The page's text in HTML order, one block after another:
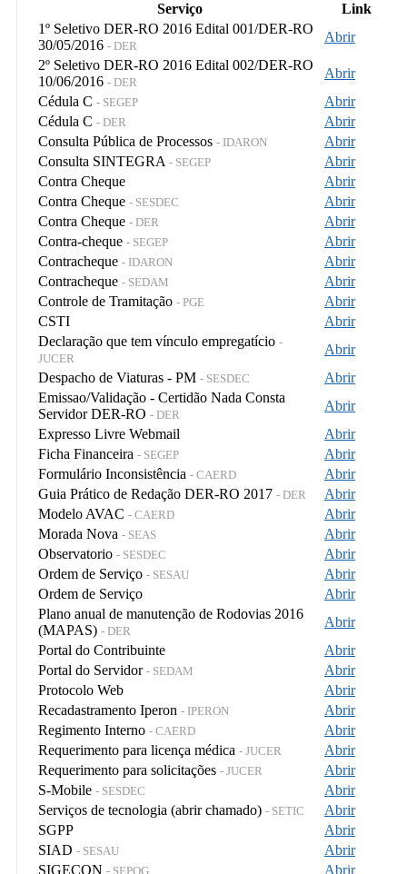
Serviço
Link
1º Seletivo DER-RO 2016 Edital 001/DER-RO
30/05/2016 - DER
Abrir
2º Seletivo DER-RO 2016 Edital 002/DER-RO
10/06/2016 - DER
Abrir
Cédula C - SEGEP
Abrir
Cédula C - DER
Abrir
Consulta Pública de Processos - IDARON
Abrir
Consulta SINTEGRA - SEGEP
Abrir
Contra Cheque
Abrir
Contra Cheque - SESDEC
Abrir
Contra Cheque - DER
Abrir
Contra-cheque - SEGEP
Abrir
Contracheque - IDARON
Abrir
Contracheque - SEDAM
Abrir
Controle de Tramitação - PGE
Abrir
CSTI
Abrir
Declaração que tem vínculo empregatício -
JUCER
Abrir
Despacho de Viaturas - PM - SESDEC
Abrir
Emissao/Validação - Certidão Nada Consta
Servidor DER-RO - DER
Abrir
Expresso Livre Webmail
Abrir
Ficha Financeira - SEGEP
Abrir
Formulário Inconsistência - CAERD
Abrir
Guia Prático de Redação DER-RO 2017 - DER
Abrir
Modelo AVAC - CAERD
Abrir
Morada Nova - SEAS
Abrir
Observatorio - SESDEC
Abrir
Ordem de Serviço - SESAU
Abrir
Ordem de Serviço
Abrir
Plano anual de manutenção de Rodovias 2016
(MAPAS) - DER
Abrir
Portal do Contribuinte
Abrir
Portal do Servidor - SEDAM
Abrir
Protocolo Web
Abrir
Recadastramento Iperon - IPERON
Abrir
Regimento Interno - CAERD
Abrir
Requerimento para licença médica - JUCER
Abrir
Requerimento para solicitações - JUCER
Abrir
S-Mobile - SESDEC
Abrir
Serviços de tecnologia (abrir chamado) - SETIC
Abrir
SGPP
Abrir
SIAD - SESAU
Abrir
SIGECON - SEPOG
Abrir